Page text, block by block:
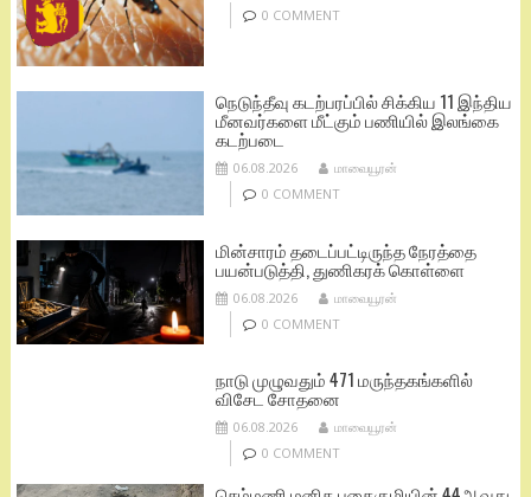
0 COMMENT
நெடுந்தீவு கடற்பரப்பில் சிக்கிய 11 இந்திய
மீனவர்களை மீட்கும் பணியில் இலங்கை
கடற்படை
06.08.2026
மாவையூரன்
0 COMMENT
மின்சாரம் தடைப்பட்டிருந்த நேரத்தை
பயன்படுத்தி, துணிகரக் கொள்ளை
06.08.2026
மாவையூரன்
0 COMMENT
நாடு முழுவதும் 471 மருந்தகங்களில்
விசேட சோதனை
06.08.2026
மாவையூரன்
0 COMMENT